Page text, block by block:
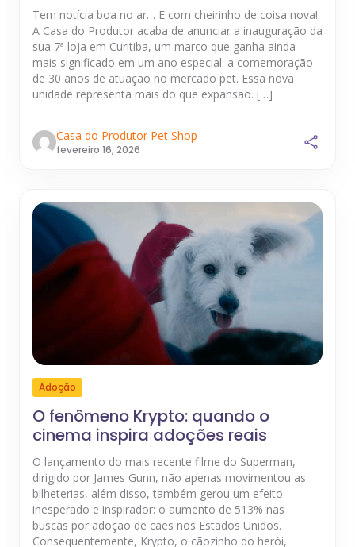
Tem notícia boa no ar… E com cheirinho de coisa nova!
A Casa do Produtor acaba de anunciar a inauguração da
sua 7ª loja em Curitiba, um marco que ganha ainda
mais significado em um ano especial: a comemoração
de 30 anos de atuação no mercado pet. Essa nova
unidade representa mais do que expansão. […]
Casa do Produtor Pet Shop
fevereiro 16, 2026
Adoção
O fenômeno Krypto: quando o
cinema inspira adoções reais
O lançamento do mais recente filme do Superman,
dirigido por James Gunn, não apenas movimentou as
bilheterias, além disso, também gerou um efeito
inesperado e inspirador: o aumento de 513% nas
buscas por adoção de cães nos Estados Unidos.
Consequentemente, Krypto, o cãozinho do herói,